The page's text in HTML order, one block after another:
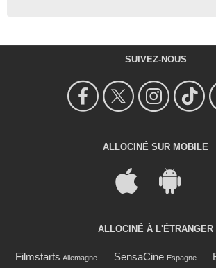
SUIVEZ-NOUS
ALLOCINÉ SUR MOBILE
ALLOCINÉ À L'ÉTRANGER
Filmstarts Allemagne SensaCine Espagne